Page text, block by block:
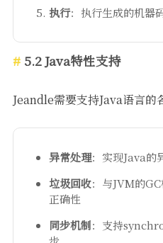
执行：执行生成的机器
5.2 Java特性支持
Jeandle需要支持Java语言的
异常处理：实现Java的
垃圾回收：与JVM的
正确性
同步机制：支持